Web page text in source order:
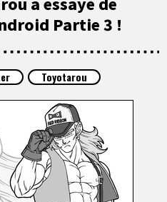
Partie 3 !
Toyotarou